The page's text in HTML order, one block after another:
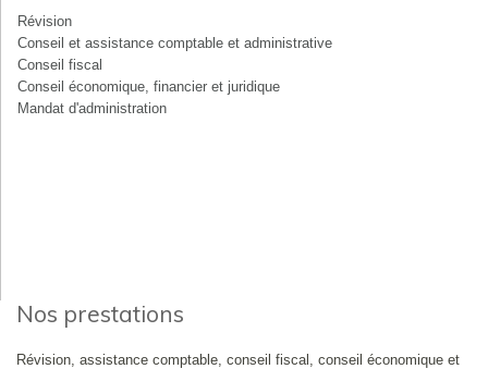
Révision
Conseil et assistance comptable et administrative
Conseil fiscal
Conseil économique, financier et juridique
Mandat d'administration
Nos prestations
Révision, assistance comptable, conseil fiscal, conseil économique et